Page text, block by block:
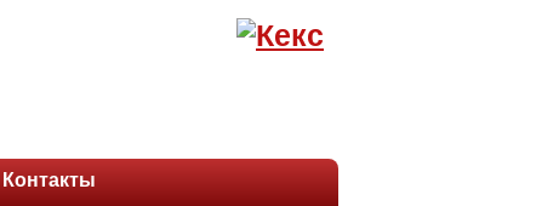
Контакты